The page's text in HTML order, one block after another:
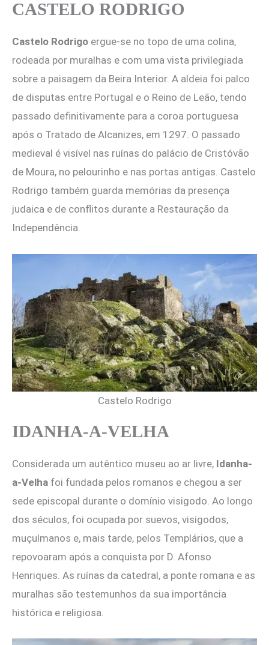
CASTELO RODRIGO
Castelo Rodrigo ergue-se no topo de uma colina,
rodeada por muralhas e com uma vista privilegiada
sobre a paisagem da Beira Interior. A aldeia foi palco
de disputas entre Portugal e o Reino de Leão, tendo
passado definitivamente para a coroa portuguesa
após o Tratado de Alcanizes, em 1297. O passado
medieval é visível nas ruínas do palácio de Cristóvão
de Moura, no pelourinho e nas portas antigas. Castelo
Rodrigo também guarda memórias da presença
judaica e de conflitos durante a Restauração da
Independência.
Castelo Rodrigo
IDANHA-A-VELHA
Considerada um autêntico museu ao ar livre, Idanha-
a-Velha foi fundada pelos romanos e chegou a ser
sede episcopal durante o domínio visigodo. Ao longo
dos séculos, foi ocupada por suevos, visigodos,
muçulmanos e, mais tarde, pelos Templários, que a
repovoaram após a conquista por D. Afonso
Henriques. As ruínas da catedral, a ponte romana e as
muralhas são testemunhos da sua importância
histórica e religiosa.